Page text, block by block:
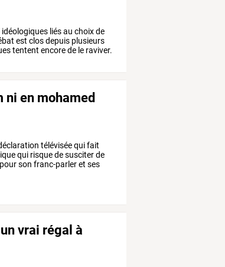
idéologiques liésau choixde
est closdepuis plusieurs
tentent encorede le raviver.
ni en mohamed
téléviséequifait
qui risquedesusciterde
pourson franc-parleret ses
vrai régal à